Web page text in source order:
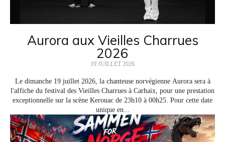
Aurora aux Vieilles Charrues
2026
19 JUILLET 2026
Le dimanche 19 juillet 2026, la chanteuse norvégienne Aurora sera à
l'affiche du festival des Vieilles Charrues à Carhaix, pour une prestation
exceptionnelle sur la scène Kerouac de 23h10 à 00h25. Pour cette date
unique en...